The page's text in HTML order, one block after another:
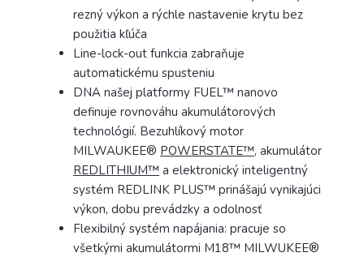
rezný výkon a rýchle nastavenie krytu bez
použitia kľúča
Line-lock-out funkcia zabraňuje
automatickému spusteniu
DNA našej platformy FUEL™ nanovo
definuje rovnováhu akumulátorových
technológií. Bezuhlíkový motor
MILWAUKEE® POWERSTATE™, akumulátor
REDLITHIUM™ a elektronický inteligentný
systém REDLINK PLUS™ prinášajú vynikajúci
výkon, dobu prevádzky a odolnosť
Flexibilný systém napájania: pracuje so
všetkými akumulátormi M18™ MILWUKEE®